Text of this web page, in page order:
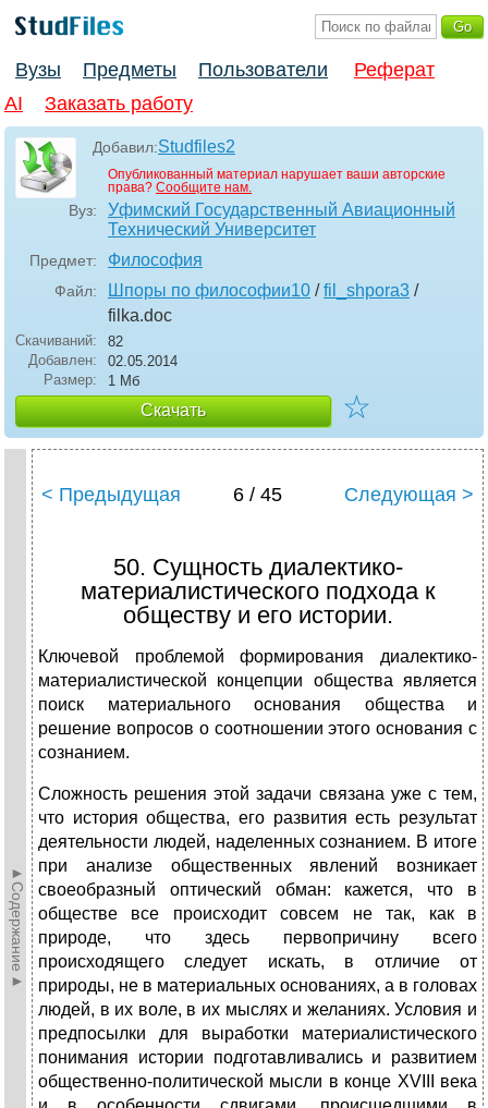
Вузы Предметы Пользователи
Реферат
AI
Заказать работу
Добавил:Studfiles2
Опубликованный материал нарушает ваши авторские
права? Сообщите нам.
Вуз:
Уфимский Государственный Авиационный
Технический Университет
Предмет: Философия
Файл: Шпоры по философии10 /fil_shpora3 /
filka.doc
Скачиваний:
82
Добавлен:
02.05.2014
Размер:
1 Мб
Скачать ☆
►Содержание►
< Предыдущая 6 / 45 Следующая >
50. Сущность диалектико-
материалистического подхода к
обществу и его истории.
Ключевой проблемой формирования диалектико-
материалистической концепции общества является
поиск материального основания общества и
решение вопросов о соотношении этого основания с
сознанием.
Сложность решения этой задачи связана уже с тем,
что история общества, его развития есть результат
деятельности людей, наделенных сознанием. В итоге
при анализе общественных явлений возникает
своеобразный оптический обман: кажется, что в
обществе все происходит совсем не так, как в
природе, что здесь первопричину всего
происходящего следует искать, в отличие от
природы, не в материальных основаниях, а в головах
людей, в их воле, в их мыслях и желаниях. Условия и
предпосылки для выработки материалистического
понимания истории подготавливались и развитием
общественно-политической мысли в конце XVIII века